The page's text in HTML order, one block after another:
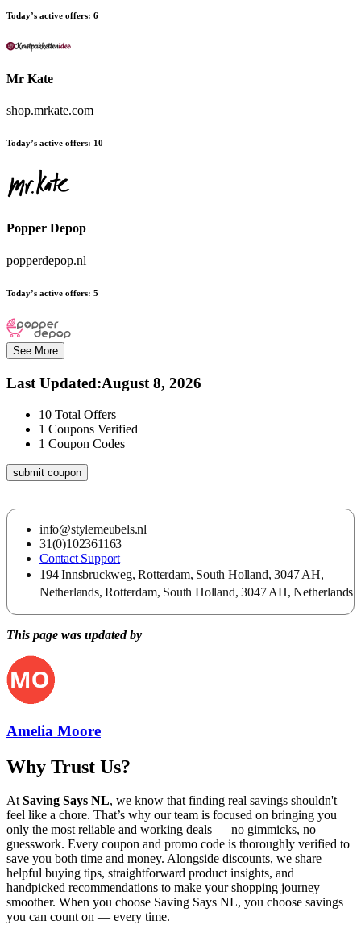
Today’s active offers: 6
Mr Kate
shop.mrkate.com
Today’s active offers: 10
Popper Depop
popperdepop.nl
Today’s active offers: 5
See More
Last Updated:August 8, 2026
10 Total Offers
1 Coupons Verified
1 Coupon Codes
submit coupon
info@stylemeubels.nl
31(0)102361163
Contact Support
194 Innsbruckweg, Rotterdam, South Holland, 3047 AH,
Netherlands, Rotterdam, South Holland, 3047 AH, Netherlands
This page was updated by
Amelia Moore
Why Trust Us?
AtSaving Says NL, we know that finding real savings shouldn't
feel like a chore. That’s why our team is focused on bringing you
only the most reliable and working deals — no gimmicks, no
guesswork. Every coupon and promo code is thoroughly verified to
save you both time and money. Alongside discounts, we share
helpful buying tips, straightforward product insights, and
handpicked recommendations to make your shopping journey
smoother. When you choose Saving Says NL, you choose savings
you can count on — every time.